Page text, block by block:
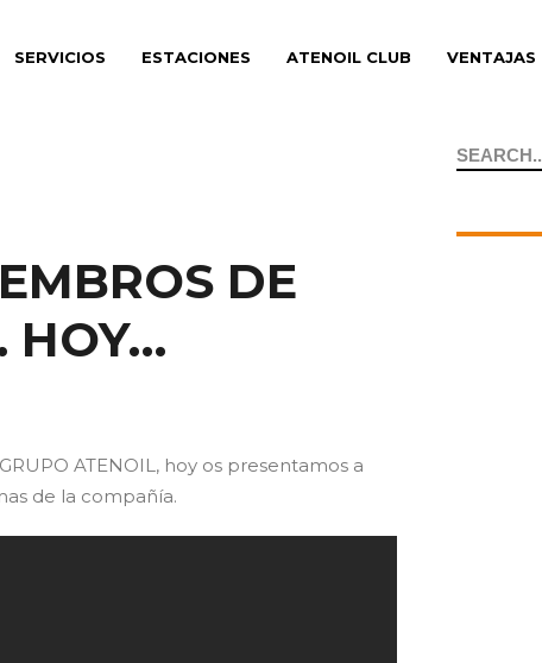
SERVICIOS ESTACIONES ATENOIL CLUB VENTAJAS
DE
HOY…
ATENOIL, hoy os presentamos a
de la compañía.
Search